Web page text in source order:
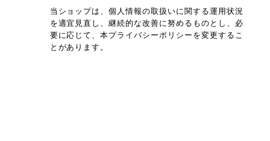
当ショップは、個人情報の取扱いに関する運用状況
を適宜見直し、継続的な改善に努めるものとし、必
要に応じて、本プライバシーポリシーを変更するこ
とがあります。